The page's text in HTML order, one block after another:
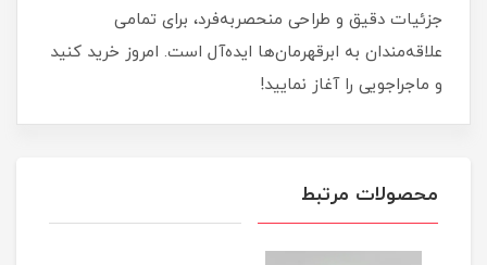
جزئیات دقیق و طراحی منحصربه‌فرد، برای تمامی
علاقه‌مندان به ابرقهرمان‌ها ایده‌آل است. امروز خرید کنید
و ماجراجویی را آغاز نمایید!
محصولات مرتبط